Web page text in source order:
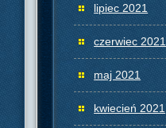
lipiec 2021
czerwiec 2021
maj 2021
kwiecień 2021